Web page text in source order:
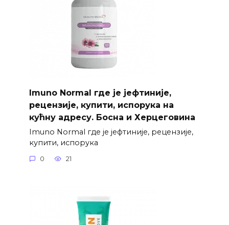
Imuno Normal где је јефтиније,
рецензије, купити, испорука на
кућну адресу. Босна и Херцеговина
Imuno Normal где је јефтиније, рецензије,
купити, испорука
0 21